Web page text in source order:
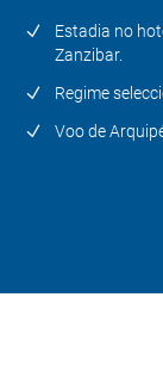
Estadia no
Zanzibar.
Regime
Voo de